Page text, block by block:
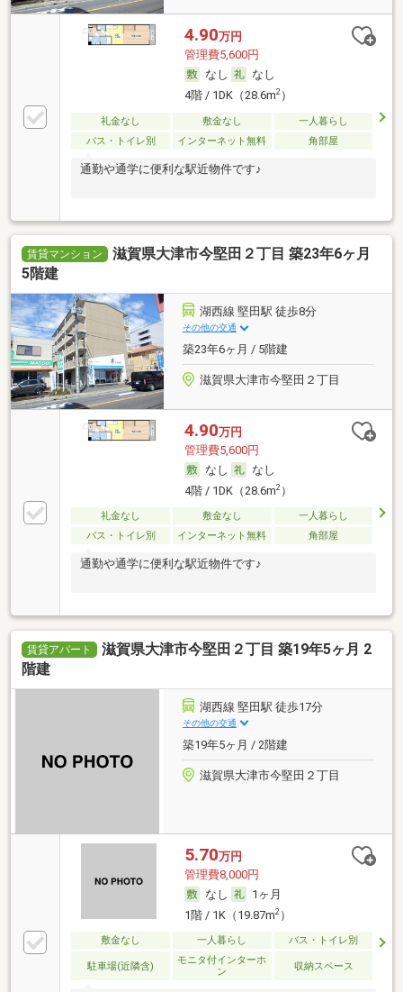
4.90万円
管理費5,600円
なし
なし
4階 / 1DK（28.6m2）
礼金なし 敷金なし
一人暮らし
バス・トイレ別
インターネット無料 角部屋
通勤や通学に便利な駅近物件です♪
賃貸マンション
滋賀県大津市今堅田２丁目 築23年6ヶ月
5階建
湖西線 堅田駅 徒歩8分
その他の交通
築23年6ヶ月 / 5階建
滋賀県大津市今堅田２丁目
4.90万円
管理費5,600円
なし
なし
4階 / 1DK（28.6m2）
礼金なし 敷金なし
一人暮らし
バス・トイレ別
インターネット無料 角部屋
通勤や通学に便利な駅近物件です♪
賃貸アパート
滋賀県大津市今堅田２丁目 築19年5ヶ月 2
階建
湖西線 堅田駅 徒歩17分
その他の交通
築19年5ヶ月 / 2階建
滋賀県大津市今堅田２丁目
5.70万円
管理費8,000円
なし
1ヶ月
1階 / 1K（19.87m2）
敷金なし 一人暮らし バス・トイレ別
駐車場(近隣含)
モニタ付インターホ
ン
収納スペース